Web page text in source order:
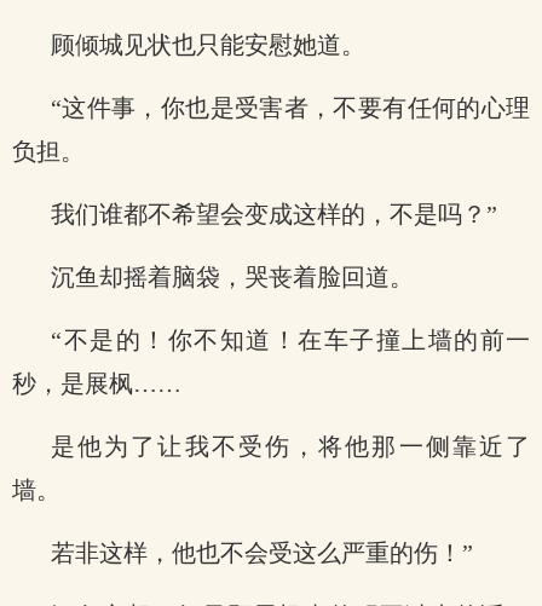
顾倾城见状也只能安慰她道。
“这件事，你也是受害者，不要有任何的心理
负担。
我们谁都不希望会变成这样的，不是吗？”
沉鱼却摇着脑袋，哭丧着脸回道。
“不是的！你不知道！在车子撞上墙的前一
秒，是展枫……
是他为了让我不受伤，将他那一侧靠近了
墙。
若非这样，他也不会受这么严重的伤！”